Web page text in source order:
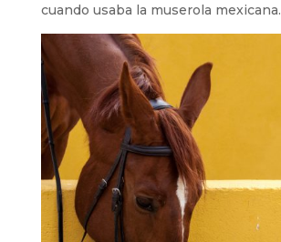
cuando usaba la muserola mexicana.